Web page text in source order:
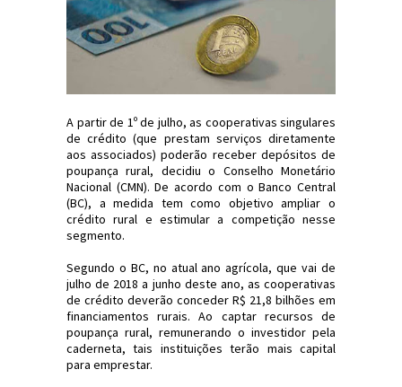
A partir de 1º de julho, as cooperativas singulares
de crédito (que prestam serviços diretamente
aos associados) poderão receber depósitos de
poupança rural, decidiu o Conselho Monetário
Nacional (CMN). De acordo com o Banco Central
(BC), a medida tem como objetivo ampliar o
crédito rural e estimular a competição nesse
segmento.
Segundo o BC, no atual ano agrícola, que vai de
julho de 2018 a junho deste ano, as cooperativas
de crédito deverão conceder R$ 21,8 bilhões em
financiamentos rurais. Ao captar recursos de
poupança rural, remunerando o investidor pela
caderneta, tais instituições terão mais capital
para emprestar.